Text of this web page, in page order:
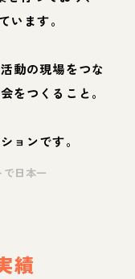
います。
動の現場をつな
をつくること。
ョンです。
日本一
績